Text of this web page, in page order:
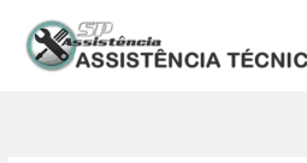
para